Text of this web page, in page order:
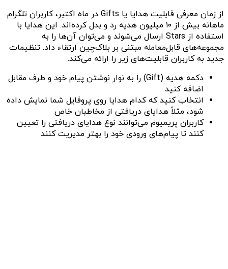
از زمان معرفی قابلیت هدایا یا Gifts در ماه اکتبر، کاربران تلگرام
ماهانه بیش از ۱۰ میلیون هدیه رد و بدل کرده‌اند. این هدایا با
استفاده از Stars ارسال می‌شوند و می‌توان آن‌ها را به
مجموعه‌های قابل‌معامله مبتنی بر بلاک‌چین ارتقاء داد. تنظیمات
جدید به کاربران قابلیت‌های زیر را ارائه می‌کند.
دکمه هدیه (Gift) را به نوار نوشتن پیام خود و طرف مقابل
اضافه کنید
انتخاب کنید که کدام هدایا روی پروفایل شما نمایش داده
شود، مثلاً هدایای دریافتی از مخاطبان خاص
کاربران پریمیوم می‌توانند نوع هدایای دریافتی را تعیین
کنند تا پیام‌های ورودی خود را بهتر مدیریت کنند